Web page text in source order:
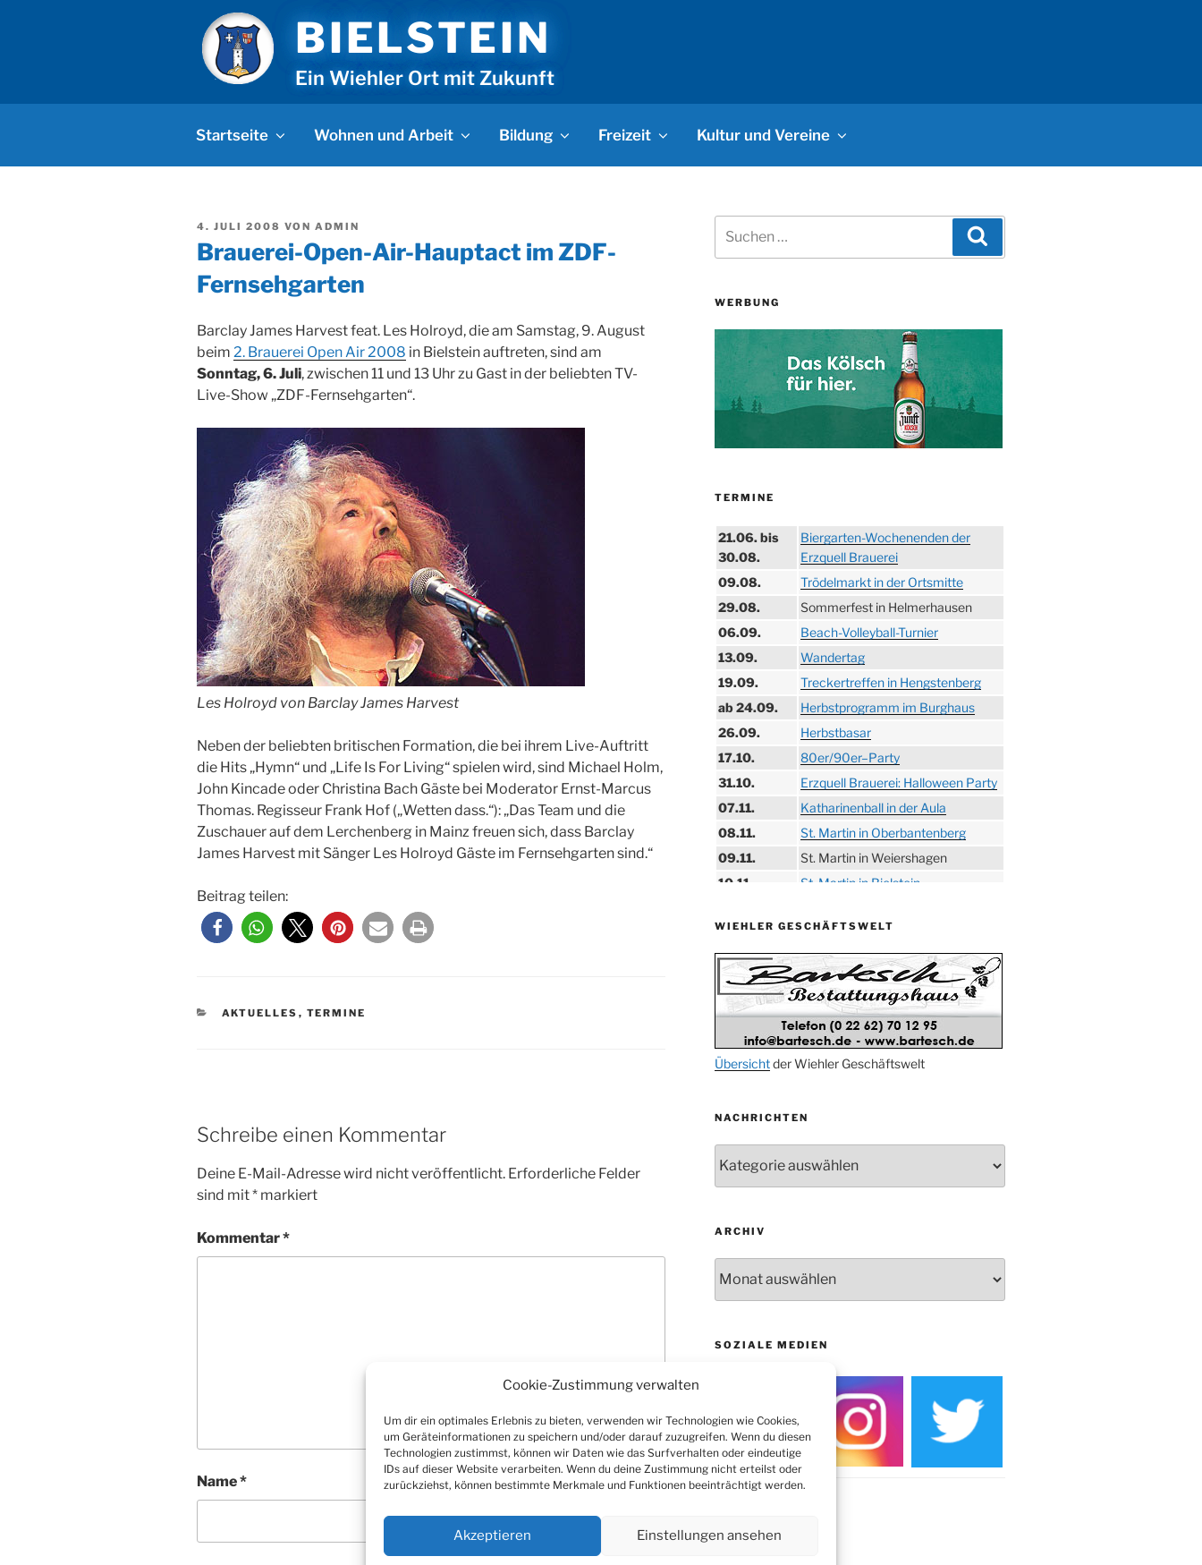
Cookie-Zustimmung verwalten
Um dir ein optimales Erlebnis zu bieten, verwenden wir Technologien wie Cookies,
um Geräteinformationen zu speichern und/oder darauf zuzugreifen. Wenn du diesen
Technologien zustimmst, können wir Daten wie das Surfverhalten oder eindeutige
IDs auf dieser Website verarbeiten. Wenn du deine Zustimmung nicht erteilst oder
zurückziehst, können bestimmte Merkmale und Funktionen beeinträchtigt werden.
Akzeptieren Einstellungen ansehen
BIELSTEIN
Ein Wiehler Ort mit Zukunft
Startseite Wohnen und Arbeit Bildung Freizeit Kultur und Vereine
VERÖFFENTLICHT
4. JULI 2008 VON ADMIN
Brauerei-Open-Air-Hauptact im ZDF-
Fernsehgarten
Barclay James Harvest feat. Les Holroyd, die am Samstag, 9. August
beim 2. Brauerei Open Air 2008 in Bielstein auftreten, sind am
Sonntag, 6. Juli, zwischen 11 und 13 Uhr zu Gast in der beliebten TV-
Live-Show „ZDF-Fernsehgarten“.
Les Holroyd von Barclay James Harvest
Neben der beliebten britischen Formation, die bei ihrem Live-Auftritt
die Hits „Hymn“ und „Life Is For Living“ spielen wird, sind Michael Holm,
John Kincade oder Christina Bach Gäste bei Moderator Ernst-Marcus
Thomas. Regisseur Frank Hof („Wetten dass.“): „Das Team und die
Zuschauer auf dem Lerchenberg in Mainz freuen sich, dass Barclay
James Harvest mit Sänger Les Holroyd Gäste im Fernsehgarten sind.“
Beitrag teilen:
KATEGORIEN
AKTUELLES , TERMINE
Schreibe einen Kommentar
Deine E-Mail-Adresse wird nicht veröffentlicht. Erforderliche Felder
sind mit* markiert
Kommentar*
Name*
nach:
WERBUNG
TERMINE
21.06. bis
30.08.
Biergarten-Wochenenden der
Erzquell Brauerei
09.08.
Trödelmarkt in der Ortsmitte
29.08.
Sommerfest in Helmerhausen
06.09.
Beach-Volleyball-Turnier
13.09.
Wandertag
19.09.
Treckertreffen in Hengstenberg
ab 24.09.
Herbstprogramm im Burghaus
26.09.
Herbstbasar
17.10.
80er/90er–Party
31.10.
Erzquell Brauerei: Halloween Party
07.11.
Katharinenball in der Aula
08.11.
St. Martin in Oberbantenberg
09.11.
St. Martin in Weiershagen
10.11.
St. Martin in Bielstein
14.11.
Proklamation der Tollitäten
15.11.
Konzert Bielsteiner Männerchor
15.11.
Volkstrauertag am Ehrenmal
27.11.
Anknipsfest an der
Oberbantenberger Kirche
29.11.
Adventskonzert Frauenchor
Oberbantenberg
06.12.
Adventsfeier im Ev. Gemeindehaus
24.09. bis
10.12.
Herbstprogramm Burghaus
Bielstein
Weihnachtsmarkt rund um die
WIEHLER GESCHÄFTSWELT
Übersichtder Wiehler Geschäftswelt
NACHRICHTEN
ARCHIV
SOZIALE MEDIEN